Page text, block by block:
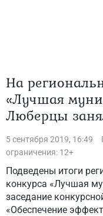
На
«Лучшая
Люберцы
5 сентября 2019, 16:49
ограничения: 12+
Подведены итоги
конкурса «Лучшая
заседание
«Обеспечение